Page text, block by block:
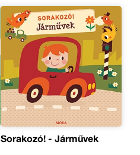
Sorakozó! - Járművek